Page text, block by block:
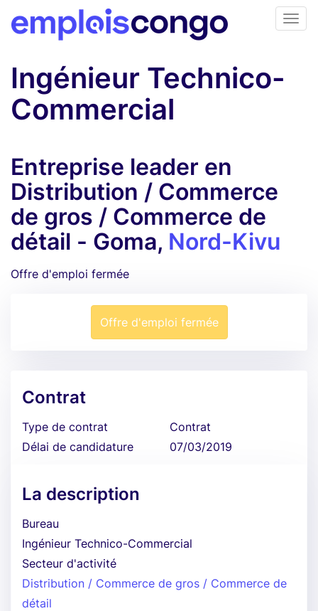
Ingénieur Technico-
Commercial
Entreprise leader en
Distribution / Commerce
de gros / Commerce de
détail - Goma, Nord-Kivu
Offre d'emploi fermée
Offre d'emploi fermée
Contrat
Type de contrat
Contrat
Délai de candidature
07/03/2019
La description
Bureau
Ingénieur Technico-Commercial
Secteur d'activité
Distribution / Commerce de gros / Commerce de
détail